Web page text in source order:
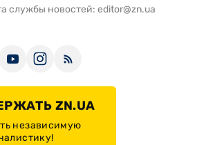
службы новостей: editor@zn.ua
ZN.UA
независимую